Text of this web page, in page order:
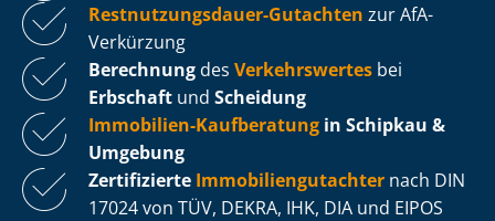
Rest­nut­zungs­dau­er-Gutachten zur AfA-
Verkürzung
Berechnung des Verkehrswertes bei
Erbschaft und Scheidung
Immobilien-Kaufberatung in Schipkau &
Umgebung
Zertifizierte Im­mo­bi­li­en­gut­ach­ter nach DIN
17024 von TÜV, DEKRA, IHK, DIA und EIPOS